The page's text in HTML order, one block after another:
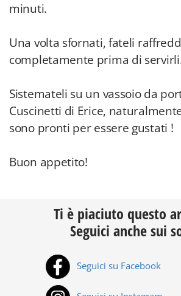
minuti.
Una volta sfornati, fateli
completamente prima di
Sistemateli su un vassoio da
Cuscinetti di Erice,
sono pronti per essere gustati !
Buon appetito!
Ti è piaciuto questo
Seguici anche sui
Seguici su Facebook